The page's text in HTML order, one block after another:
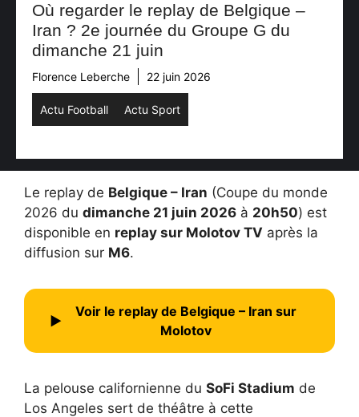
Où regarder le replay de Belgique –
Iran ? 2e journée du Groupe G du
dimanche 21 juin
Florence Leberche 22 juin 2026
Actu Football Actu Sport
Le replay de Belgique – Iran (Coupe du monde
2026 du dimanche 21 juin 2026 à 20h50) est
disponible en replay sur Molotov TV après la
diffusion sur M6.
▶
Voir le replay de Belgique – Iran sur
Molotov
La pelouse californienne du SoFi Stadium de
Los Angeles sert de théâtre à cette